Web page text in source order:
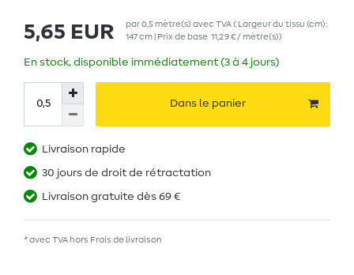
5,65 EUR par0,5 mètre(s) avec TVA( Largeur du tissu (cm):
147 cm | Prix de base 11,29 € / mètre(s))
En stock, disponible immédiatement (3 à 4 jours)
Dans le panier
Livraison rapide
30 jours de droit de rétractation
Livraison gratuite dès 69 €
* avec TVA hors Frais de livraison